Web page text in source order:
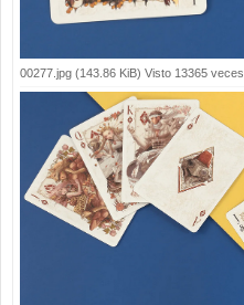
00277.jpg (143.86 KiB) Visto 13365 veces